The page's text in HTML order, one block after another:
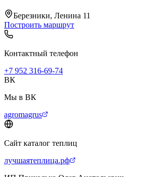
Березники, Ленина 11
Построить маршрут
Контактный телефон
+7 952 316-69-74
ВК
Мы в ВК
agromagrus
Сайт каталог теплиц
лучшаятеплица.рф